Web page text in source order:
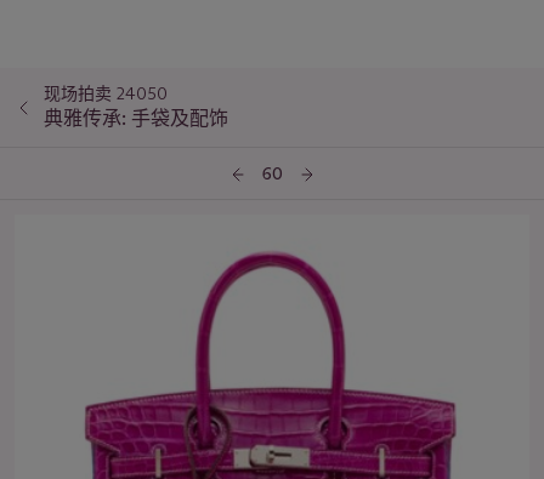
现场拍卖 24050
典雅传承: 手袋及配饰
60